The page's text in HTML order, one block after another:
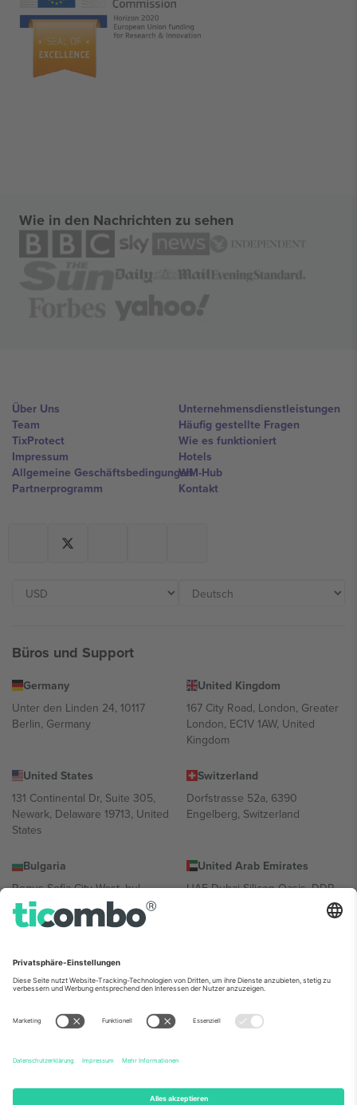
Wie in den Nachrichten zu sehen
Über Uns
Team
TixProtect
Impressum
Allgemeine Geschäftsbedingungen
Partnerprogramm
Unternehmensdienstleistungen
Häufig gestellte Fragen
Wie es funktioniert
Hotels
WM-Hub
Kontakt
Büros und Support
Germany
Unter den Linden 24, 10117
Berlin, Germany
United Kingdom
167 City Road, London, Greater
London, EC1V 1AW, United
Kingdom
United States
131 Continental Dr, Suite 305,
Newark, Delaware 19713, United
States
Switzerland
Dorfstrasse 52a, 6390
Engelberg, Switzerland
Bulgaria
Regus Sofia City West, bul
Totleben 53-55, 1606 Sofia,
Bulgaria
United Arab Emirates
UAE Dubai Silicon Oasis, DDP
Building A1, Office 302, Dubai,
Mexico
Av Chapultepec 360, Roma
Norte, Cuauhtémoc, 06700
Ciudad de México, CDMX,
Mexico
Die juristische Person des Plattformanbieters kann je nach
Informationen finden Sie auf der jeweiligen Veranstaltungsseite, im